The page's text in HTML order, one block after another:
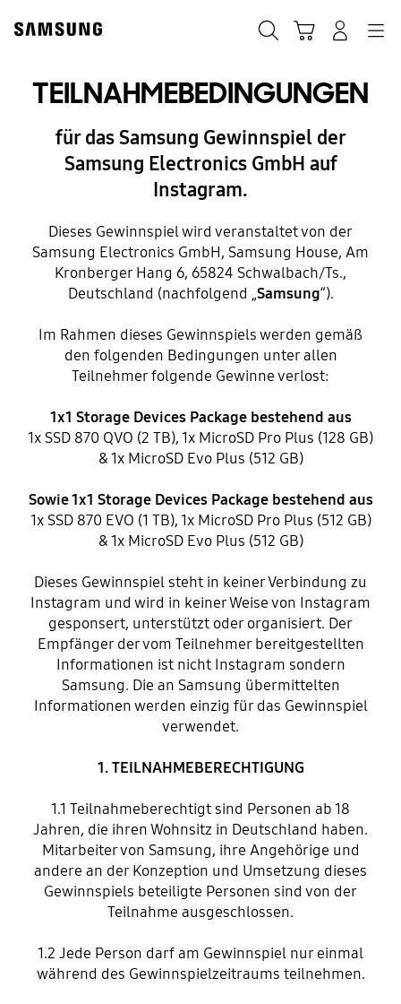
content
accessibility
TEILNAHMEBEDINGUNGEN
für das Samsung Gewinnspiel der
Samsung Electronics GmbH auf
Instagram.
Dieses Gewinnspiel wird veranstaltet von der
Samsung Electronics GmbH, Samsung House, Am
Kronberger Hang 6, 65824 Schwalbach/Ts.,
Deutschland (nachfolgend „Samsung“).
Im Rahmen dieses Gewinnspiels werden gemäß
den folgenden Bedingungen unter allen
Teilnehmer folgende Gewinne verlost:
1x1 Storage Devices Package bestehend aus
1x SSD 870 QVO (2 TB), 1x MicroSD Pro Plus (128 GB)
& 1x MicroSD Evo Plus (512 GB)
Sowie 1x1 Storage Devices Package bestehend aus
1x SSD 870 EVO (1 TB), 1x MicroSD Pro Plus (512 GB)
& 1x MicroSD Evo Plus (512 GB)
Dieses Gewinnspiel steht in keiner Verbindung zu
Instagram und wird in keiner Weise von Instagram
gesponsert, unterstützt oder organisiert. Der
Empfänger der vom Teilnehmer bereitgestellten
Informationen ist nicht Instagram sondern
Samsung. Die an Samsung übermittelten
Informationen werden einzig für das Gewinnspiel
verwendet.
1. TEILNAHMEBERECHTIGUNG
1.1 Teilnahmeberechtigt sind Personen ab 18
Jahren, die ihren Wohnsitz in Deutschland haben.
Mitarbeiter von Samsung, ihre Angehörige und
andere an der Konzeption und Umsetzung dieses
Gewinnspiels beteiligte Personen sind von der
Teilnahme ausgeschlossen.
1.2 Jede Person darf am Gewinnspiel nur einmal
während des Gewinnspielzeitraums teilnehmen.